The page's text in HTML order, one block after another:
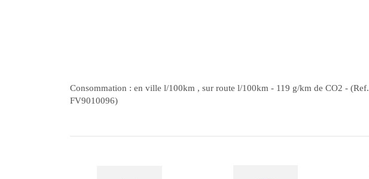
Consommation : en ville l/100km , sur route l/100km - 119 g/km de CO2 - (Ref.
FV9010096)